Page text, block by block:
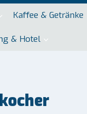
Kaffee & Getränke
& Hotel